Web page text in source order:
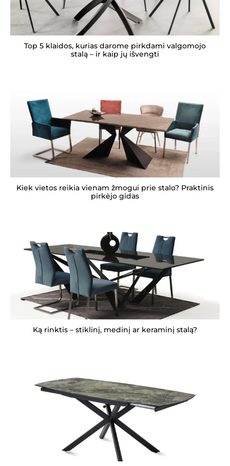
Top 5 klaidos, kurias darome pirkdami valgomojo
stalą – ir kaip jų išvengti
Kiek vietos reikia vienam žmogui prie stalo? Praktinis
pirkėjo gidas
Ką rinktis – stiklinį, medinį ar keraminį stalą?